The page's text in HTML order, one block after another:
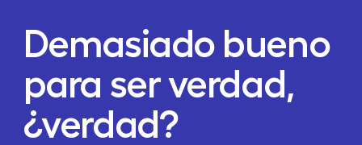
Demasiado bueno
para ser verdad,
¿verdad?